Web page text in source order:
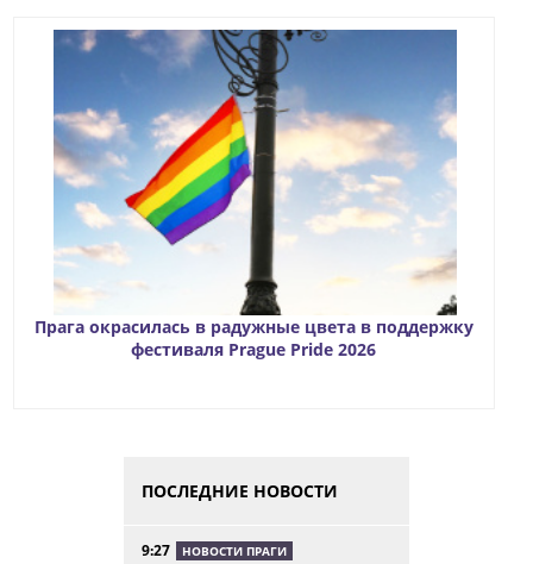
Прага окрасилась в радужные цвета в поддержку
фестиваля Prague Pride 2026
ПОСЛЕДНИЕ НОВОСТИ
9:27 НОВОСТИ ПРАГИ